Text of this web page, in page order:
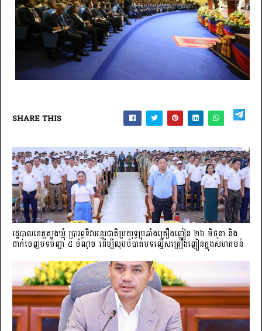
SHARE THIS
រដ្ឋបាលខេត្តត្បូងឃ្មុំ ប្រារព្ធទិវាអន្តរជាតិប្រយុទ្ធប្រឆាំងគ្រឿងញៀន ២៦ មិថុនា និង
ដាក់ចេញបទបញ្ជា ៥ ចំណុច ដើម្បីលុបបំបាត់បទល្មើសគ្រឿងញៀនក្នុងសហគមន៍